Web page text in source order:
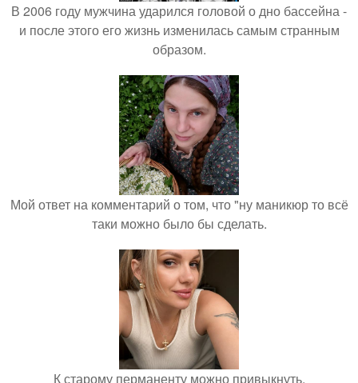
В 2006 году мужчина ударился головой о дно бассейна -
и после этого его жизнь изменилась самым странным
образом.
Мой ответ на комментарий о том, что "ну маникюр то всё
таки можно было бы сделать.
К старому перманенту можно привыкнуть.